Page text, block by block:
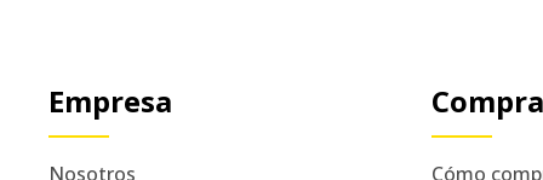
Empresa
Nosotros
Compra
Cómo